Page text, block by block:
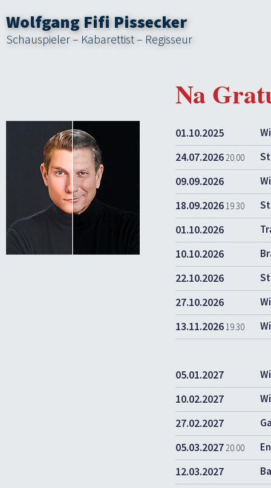
Wolfgang Fifi Pissecker
Schauspieler – Kabarettist – Regisseur
Na
01.10.2025
24.07.202620.00
09.09.2026
18.09.2026 19.30
01.10.2026
10.10.2026
22.10.2026
27.10.2026
13.11.2026 19.30
05.01.2027
10.02.2027
27.02.2027
05.03.202720.00
12.03.2027